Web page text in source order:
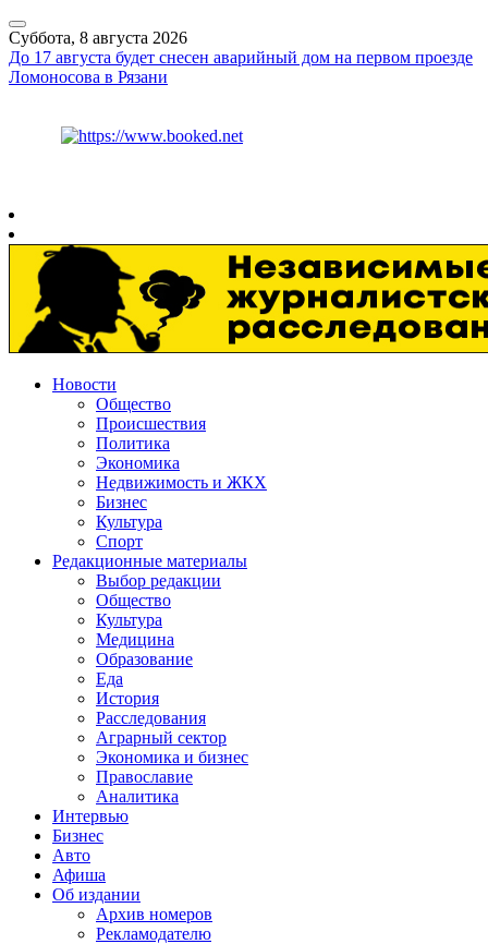
Суббота, 8 августа 2026
До 17 августа будет снесен аварийный дом на первом проезде
Ломоносова в Рязани
Новости
Общество
Происшествия
Политика
Экономика
Недвижимость и ЖКХ
Бизнес
Культура
Спорт
Редакционные материалы
Выбор редакции
Общество
Культура
Медицина
Образование
Еда
История
Расследования
Аграрный сектор
Экономика и бизнес
Православие
Аналитика
Интервью
Бизнес
Авто
Афиша
Об издании
Архив номеров
Рекламодателю